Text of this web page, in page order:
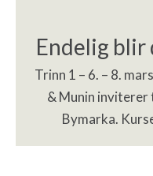
Endelig blir
Trinn 1 – 6. – 8.
& Munin inviterer
Bymarka.